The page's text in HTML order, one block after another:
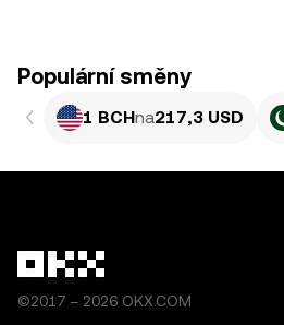
Populární směny
1 BCHna217,3 USD
©2017 – 2026 OKX.COM